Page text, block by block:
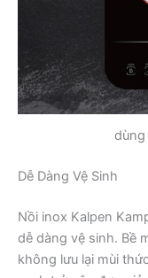
dùng
Dễ Dàng Vệ Sinh
Nồi inox Kalpen
dễ dàng vệ sinh. Bề
không lưu lại mùi